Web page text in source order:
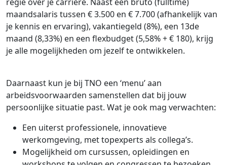
maandsalaris tussen € 3.500 en € 7.700 (afhankelijk van
je kennis en ervaring), vakantiegeld (8%), een 13de
maand (8,33%) en een flexbudget (5,58% + € 180), krijg
je alle mogelijkheden om jezelf te ontwikkelen.
Daarnaast kun je bij TNO een ‘menu’ aan
arbeidsvoorwaarden samenstellen dat bij jouw
persoonlijke situatie past. Wat je ook mag verwachten:
Een uiterst professionele, innovatieve
werkomgeving, met topexperts als collega’s.
Mogelijkheid om cursussen, opleidingen en